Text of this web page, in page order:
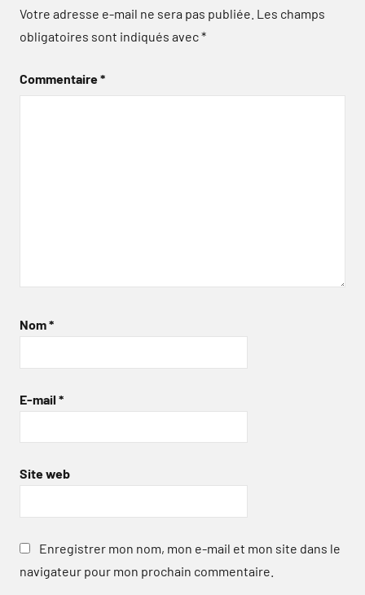
Votre adresse e-mail ne sera pas publiée. Les champs
obligatoires sont indiqués avec*
Commentaire*
Nom*
E-mail *
Site web
Enregistrer mon nom, mon e-mail et mon site dans le
navigateur pour mon prochain commentaire.